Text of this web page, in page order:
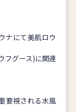
ナにて美肌ロウ
フグース)に関連
要視される水風